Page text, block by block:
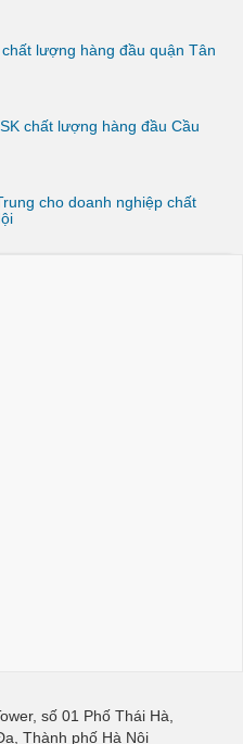
lượng hàng đầu quận Tân
chất lượng hàng đầu Cầu
cho doanh nghiệp chất
số 01 Phố Thái Hà,
Thành phố Hà Nội